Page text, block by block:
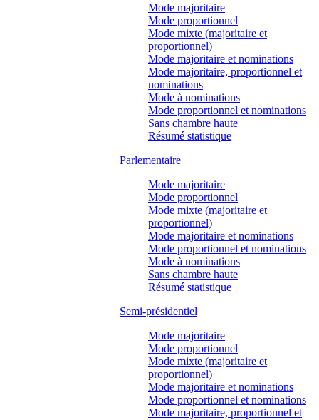
Mode majoritaire
Mode proportionnel
Mode mixte (majoritaire et
proportionnel)
Mode majoritaire et nominations
Mode majoritaire, proportionnel et
nominations
Mode à nominations
Mode proportionnel et nominations
Sans chambre haute
Résumé statistique
Parlementaire
Mode majoritaire
Mode proportionnel
Mode mixte (majoritaire et
proportionnel)
Mode majoritaire et nominations
Mode proportionnel et nominations
Mode à nominations
Sans chambre haute
Résumé statistique
Semi-présidentiel
Mode majoritaire
Mode proportionnel
Mode mixte (majoritaire et
proportionnel)
Mode majoritaire et nominations
Mode proportionnel et nominations
Mode majoritaire, proportionnel et